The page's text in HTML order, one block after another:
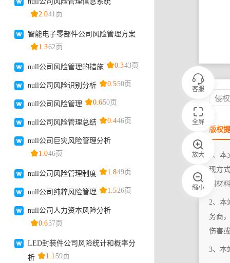
客服
全屏
放大
缩小
侵
版权
1、
现方
明材
2、本
务商
伤害
3、本